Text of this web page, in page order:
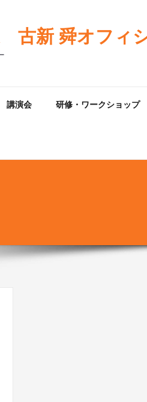
古新 舜オフィ
講演会 研修・ワークショップ